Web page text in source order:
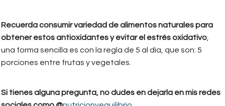
Recuerda consumir variedad de alimentos naturales para
obtener estos antioxidantes y evitar el estrés oxidativo,
una forma sencilla es con la regla de 5 al día, que son: 5
porciones entre frutas y vegetales.
Si tienes alguna pregunta, no dudes en dejarla en mis redes